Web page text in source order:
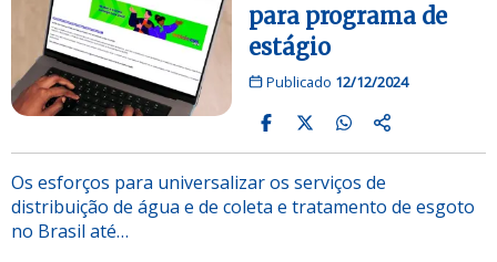
para programa de
estágio
Publicado 12/12/2024
Os esforços para universalizar os serviços de
distribuição de água e de coleta e tratamento de esgoto
no Brasil até…